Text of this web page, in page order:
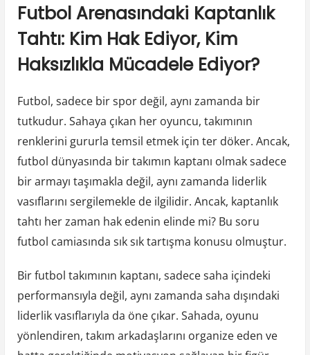
Futbol Arenasındaki Kaptanlık
Tahtı: Kim Hak Ediyor, Kim
Haksızlıkla Mücadele Ediyor?
Futbol, sadece bir spor değil, aynı zamanda bir
tutkudur. Sahaya çıkan her oyuncu, takımının
renklerini gururla temsil etmek için ter döker. Ancak,
futbol dünyasında bir takımın kaptanı olmak sadece
bir armayı taşımakla değil, aynı zamanda liderlik
vasıflarını sergilemekle de ilgilidir. Ancak, kaptanlık
tahtı her zaman hak edenin elinde mi? Bu soru
futbol camiasında sık sık tartışma konusu olmuştur.
Bir futbol takımının kaptanı, sadece saha içindeki
performansıyla değil, aynı zamanda saha dışındaki
liderlik vasıflarıyla da öne çıkar. Sahada, oyunu
yönlendiren, takım arkadaşlarını organize eden ve